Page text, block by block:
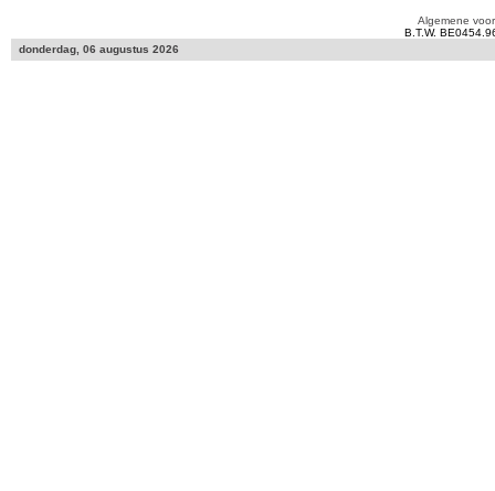
Algemene
B.T.W.
donderdag, 06 augustus 2026